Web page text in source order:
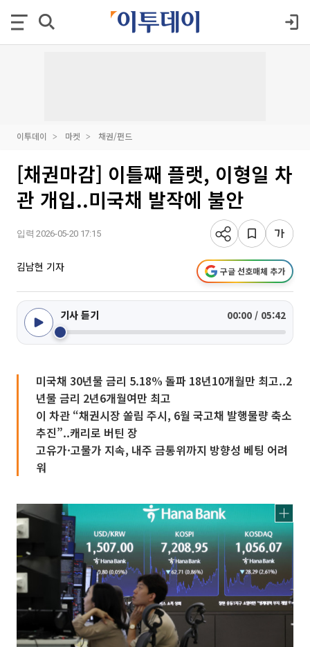
이투데이 마켓 채권/펀드
[채권마감] 이틀째 플랫, 이형일 차
관 개입..미국채 발작에 불안
입력 2026-05-20 17:15
김남현 기자 구글 선호매체 추가
기사 듣기 00:00 / 05:42
미국채 30년물 금리 5.18% 돌파 18년10개월만 최고..2
년물 금리 2년6개월여만 최고
이 차관 “채권시장 쏠림 주시, 6월 국고채 발행물량 축소
추진”..캐리로 버틴 장
고유가·고물가 지속, 내주 금통위까지 방향성 베팅 어려
워